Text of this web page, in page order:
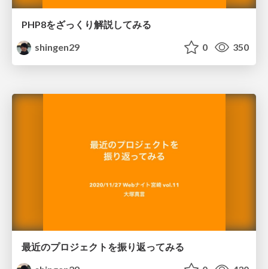
PHP8をざっくり解説してみる
shingen29
0 350
最近のプロジェクトを振り返ってみる